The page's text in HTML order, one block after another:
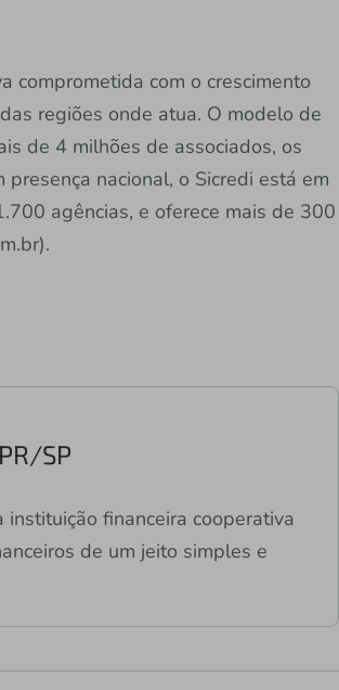
comprometida com o crescimento
regiões onde atua. O modelo de
de 4 milhões de associados, os
nacional, o Sicredi está em
agências, e oferece mais de 300
SP
financeira cooperativa
de um jeito simples e